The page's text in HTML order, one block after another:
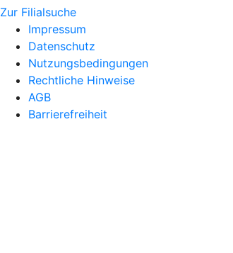
Zur Filialsuche
Impressum
Datenschutz
Nutzungsbedingungen
Rechtliche Hinweise
AGB
Barrierefreiheit